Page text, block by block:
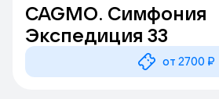
CAGMO. Симфония
Экспедиция 33
от 2700 ₽